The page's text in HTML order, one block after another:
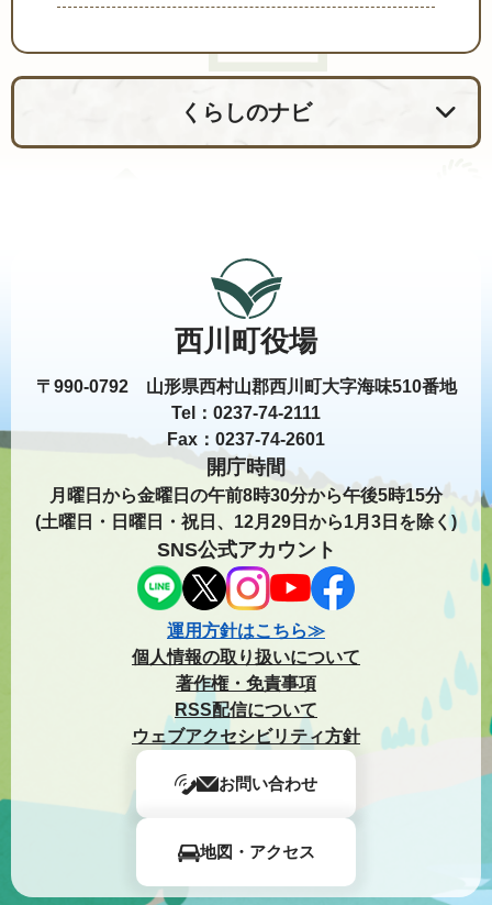
くらしのナビ
西川町役場
〒990-0792 山形県西村山郡西川町大字海味510番地
Tel：0237-74-2111
Fax：0237-74-2601
開庁時間
月曜日から金曜日の午前8時30分から午後5時15分
(土曜日・日曜日・祝日、12月29日から1月3日を除く)
SNS公式アカウント
運用方針はこちら≫
個人情報の取り扱いについて
著作権・免責事項
RSS配信について
ウェブアクセシビリティ方針
お問い合わせ
地図・アクセス